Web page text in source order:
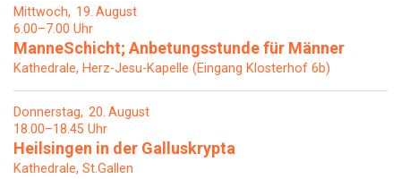
Mittwoch 19 August
6.00–7.00 Uhr
ManneSchicht; Anbetungsstunde für Männer
Kathedrale, Herz-Jesu-Kapelle (Eingang Klosterhof 6b)
Donnerstag 20 August
18.00–18.45 Uhr
Heilsingen in der Galluskrypta
Kathedrale, St.Gallen